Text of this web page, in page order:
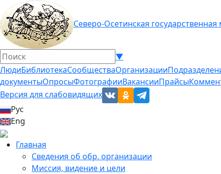
Северо-Осетинская
▼
ЛюдиБиблиотекаСообществаОрганизации
документыОпросыФотографииВакансииПрайсы
Версия для слабовидящих
Рус
Eng
Главная
Сведения об обр. организации
Миссия, видение и цели